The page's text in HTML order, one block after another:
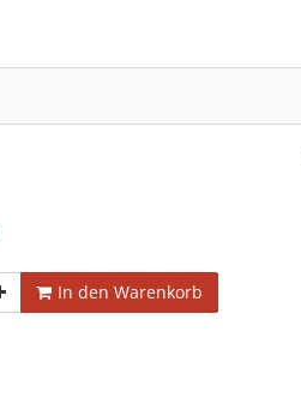
In den Warenkorb